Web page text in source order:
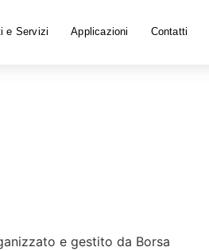
e Servizi Applicazioni Contatti
e gestito da Borsa